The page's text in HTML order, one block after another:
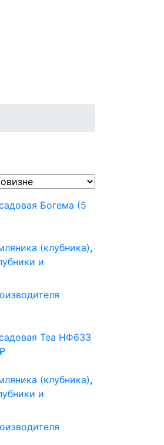
Богема (5
(клубника),
и
Теа НФ633
(клубника),
и